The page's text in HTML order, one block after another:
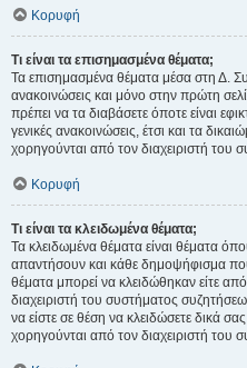
Κορυφή
Τι είναι τα επισημασμένα θέματα;
Τα επισημασμένα θέματα μέσα στη Δ.
ανακοινώσεις και μόνο στην πρώτη
πρέπει να τα διαβάσετε όποτε είναι
γενικές ανακοινώσεις, έτσι και τα
χορηγούνται από τον διαχειριστή του
Κορυφή
Τι είναι τα κλειδωμένα θέματα;
Τα κλειδωμένα θέματα είναι θέματα
απαντήσουν και κάθε δημοψήφισμα
θέματα μπορεί να κλειδώθηκαν είτε
διαχειριστή του συστήματος
να είστε σε θέση να κλειδώσετε δικά
χορηγούνται από τον διαχειριστή του